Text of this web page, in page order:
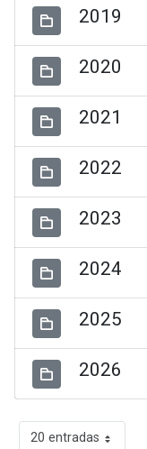
2019
2020
2021
2022
2023
2024
2025
2026
20 entradas